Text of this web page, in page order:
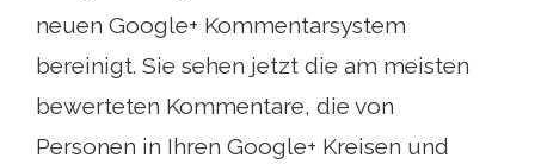
neuen Google+ Kommentarsystem
bereinigt. Sie sehen jetzt die am meisten
bewerteten Kommentare, die von
Personen in Ihren Google+ Kreisen und